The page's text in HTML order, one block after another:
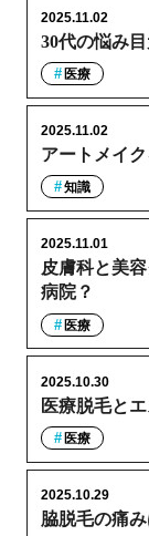
30代の悩み
2025.11.02
医療
アートメイ
2025.11.02
知識
皮膚科と美
病院？
2025.11.01
医療
医療脱毛と
2025.10.30
医療
脇脱毛の痛
2025.10.29